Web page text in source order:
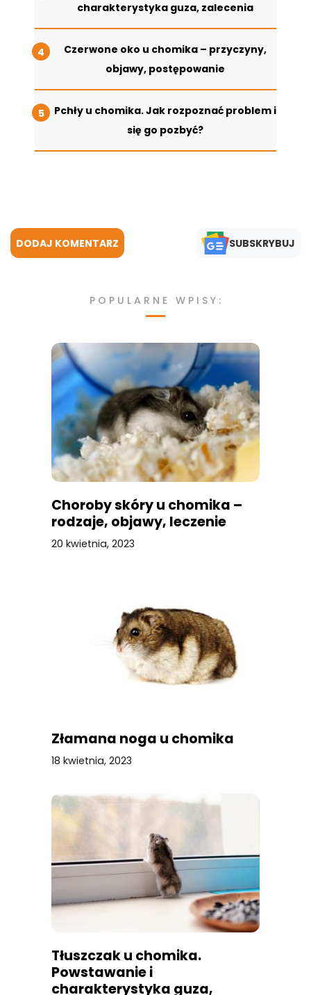
charakterystyka guza, zalecenia
Czerwone oko u chomika – przyczyny,
objawy, postępowanie
Pchły u chomika. Jak rozpoznać problem i
się go pozbyć?
DODAJ KOMENTARZ SUBSKRYBUJ
POPULARNE WPISY:
Choroby skóry u chomika –
rodzaje, objawy, leczenie
20 kwietnia, 2023
Złamana noga u chomika
18 kwietnia, 2023
Tłuszczak u chomika.
Powstawanie i
charakterystyka guza,